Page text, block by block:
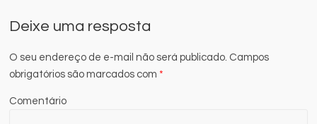
Deixe uma resposta
O seu endereço de e-mail não será publicado. Campos
obrigatórios são marcados com*
Comentário